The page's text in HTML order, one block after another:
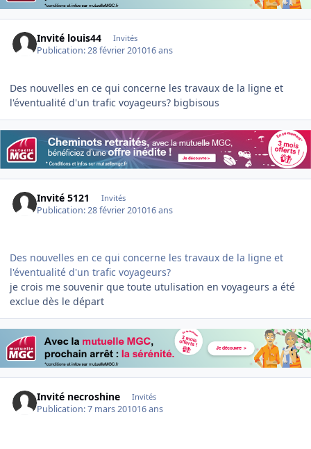
Invité louis44 Invités
Publication:28 février 201016 ans
Des nouvelles en ce qui concerne les travaux de la ligne et
l'éventualité d'un trafic voyageurs? bigbisous
Invité 5121 Invités
Publication:28 février 201016 ans
Des nouvelles en ce qui concerne les travaux de la ligne et
l'éventualité d'un trafic voyageurs?
je crois me souvenir que toute utulisation en voyageurs a été
exclue dès le départ
Invité necroshine Invités
Publication:7 mars 201016 ans